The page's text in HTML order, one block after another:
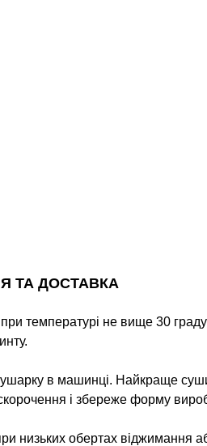
ТА ДОСТАВКА
температурі не вище 30
в машинці. Найкраще
і збереже форму
низьких обертах віджимання